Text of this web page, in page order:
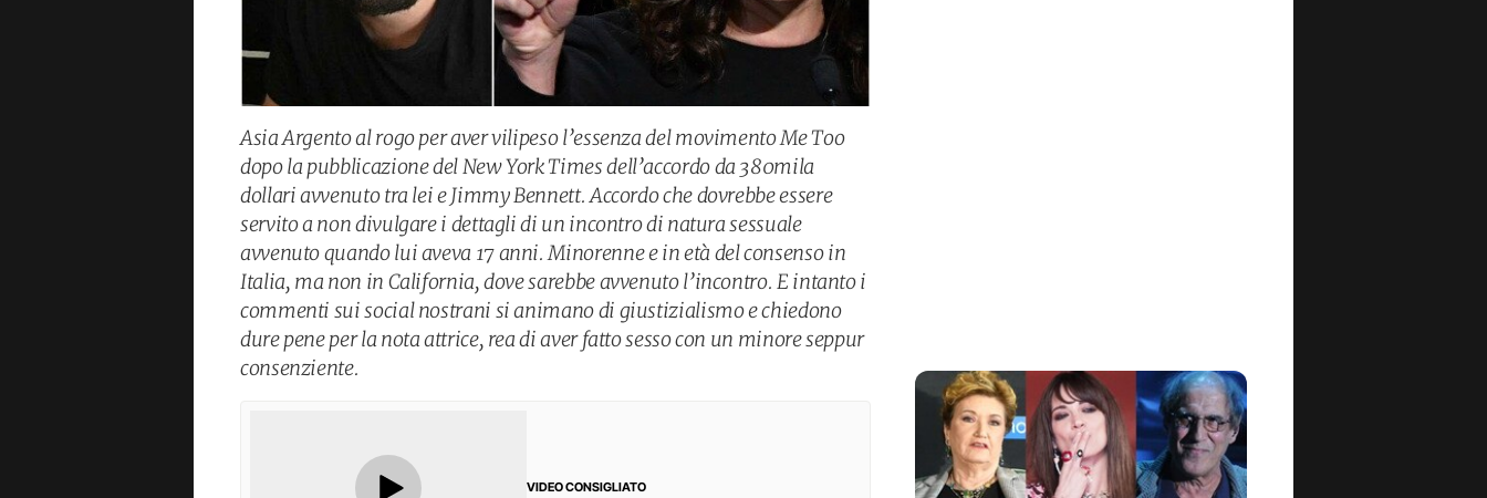
Asia Argento al rogo per aver vilipeso l’essenza del movimento Me Too
dopo la pubblicazione del New York Times dell’accordo da 380mila
dollari avvenuto tra lei e Jimmy Bennett. Accordo che dovrebbe essere
servito a non divulgare i dettagli di un incontro di natura sessuale
avvenuto quando lui aveva 17 anni. Minorenne e in età del consenso in
Italia, ma non in California, dove sarebbe avvenuto l’incontro. E intanto i
commenti sui social nostrani si animano di giustizialismo e chiedono
dure pene per la nota attrice, rea di aver fatto sesso con un minore seppur
consenziente.
VIDEO CONSIGLIATO